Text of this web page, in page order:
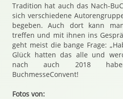
Tradition hat auch das Nach-
sich verschiedene
begeben. Auch dort kann
treffen und mit ihnen ins
geht meist die bange Frage:
Glück hatten das alle und
nach auch 2018
BuchmesseConvent!
Fotos von: